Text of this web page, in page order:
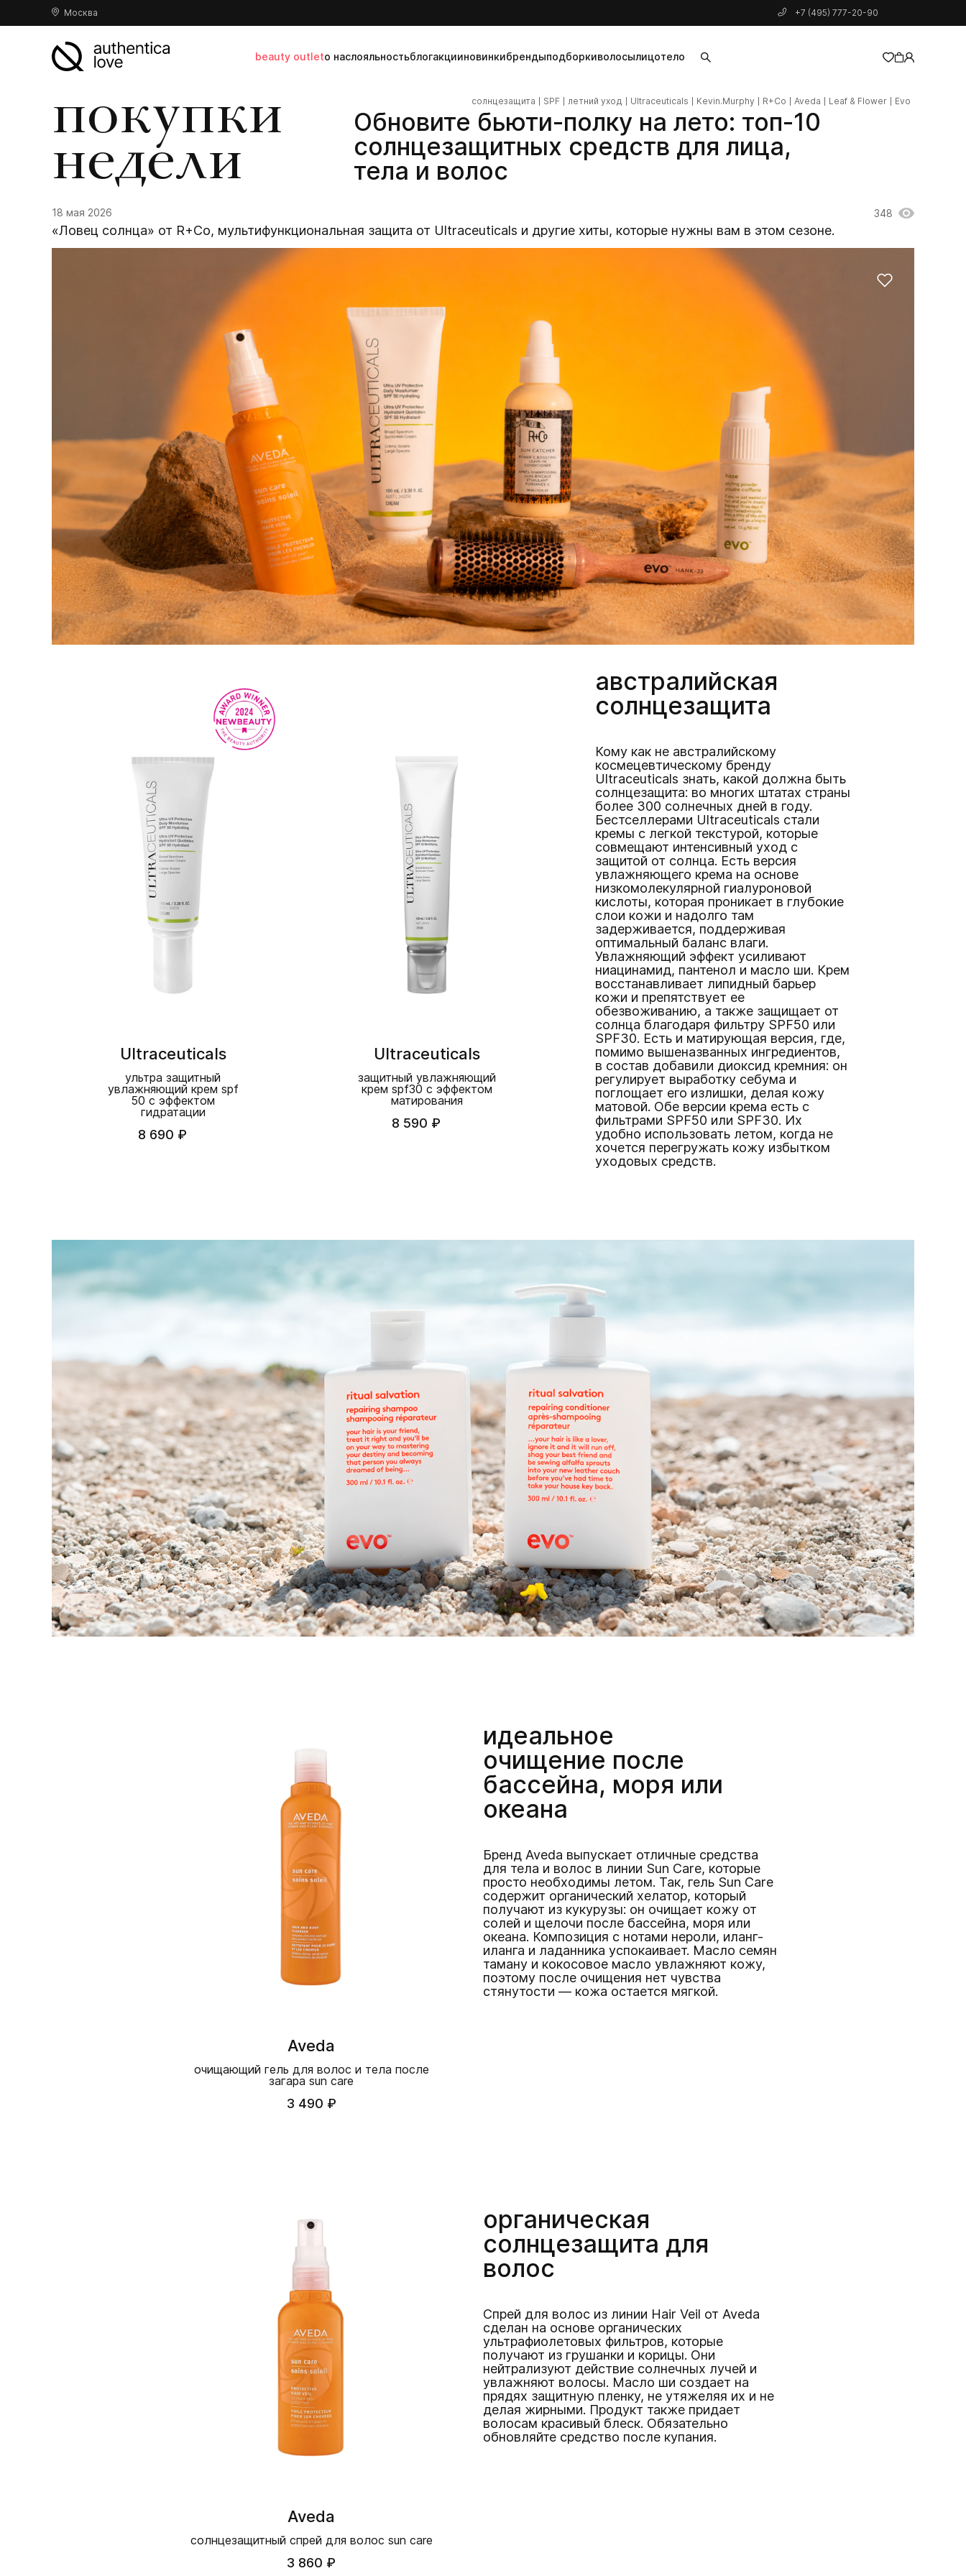
Москва +7 (495) 777-20-90
beauty outletо наслояльностьблогакцииновинкибрендыподборкиволосылицотело
добавлен в корзину
покупки
недели
Обновите бьюти-полку на лето: топ-10
солнцезащитных средств для лица,
тела и волос
солнцезащита SPF летний уход Ultraceuticals Kevin.Murphy R+Co Aveda Leaf & Flower Evo
18 мая 2026 348
«Ловец солнца» от R+Co, мультифункциональная защита от Ultraceuticals и другие хиты, которые нужны вам в этом сезоне.
Ultraceuticals
ультра защитный
увлажняющий крем spf
50 с эффектом
гидратации
8 690 ₽
Ultraceuticals
защитный увлажняющий
крем spf30 с эффектом
матирования
8 590 ₽
австралийская
солнцезащита
Кому как не австралийскому
космецевтическому бренду
Ultraceuticals знать, какой должна быть
солнцезащита: во многих штатах страны
более 300 солнечных дней в году.
Бестселлерами Ultraceuticals стали
кремы с легкой текстурой, которые
совмещают интенсивный уход с
защитой от солнца. Есть версия
увлажняющего крема на основе
низкомолекулярной гиалуроновой
кислоты, которая проникает в глубокие
слои кожи и надолго там
задерживается, поддерживая
оптимальный баланс влаги.
Увлажняющий эффект усиливают
ниацинамид, пантенол и масло ши. Крем
восстанавливает липидный барьер
кожи и препятствует ее
обезвоживанию, а также защищает от
солнца благодаря фильтру SPF50 или
SPF30. Есть и матирующая версия, где,
помимо вышеназванных ингредиентов,
в состав добавили диоксид кремния: он
регулирует выработку себума и
поглощает его излишки, делая кожу
матовой. Обе версии крема есть с
фильтрами SPF50 или SPF30. Их
удобно использовать летом, когда не
хочется перегружать кожу избытком
уходовых средств.
Aveda
очищающий гель для волос и тела после
загара sun care
3 490 ₽
идеальное
очищение после
бассейна, моря или
океана
Бренд Aveda выпускает отличные средства
для тела и волос в линии Sun Care, которые
просто необходимы летом. Так, гель Sun Care
содержит органический хелатор, который
получают из кукурузы: он очищает кожу от
солей и щелочи после бассейна, моря или
океана. Композиция с нотами нероли, иланг-
иланга и ладанника успокаивает. Масло семян
таману и кокосовое масло увлажняют кожу,
поэтому после очищения нет чувства
стянутости — кожа остается мягкой.
Aveda
солнцезащитный спрей для волос sun care
3 860 ₽
органическая
солнцезащита для
волос
Спрей для волос из линии Hair Veil от Aveda
сделан на основе органических
ультрафиолетовых фильтров, которые
получают из грушанки и корицы. Они
нейтрализуют действие солнечных лучей и
увлажняют волосы. Масло ши создает на
прядях защитную пленку, не утяжеляя их и не
делая жирными. Продукт также придает
волосам красивый блеск. Обязательно
обновляйте средство после купания.